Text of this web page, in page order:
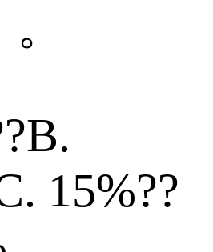
15%??